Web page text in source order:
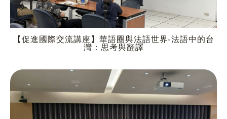
【促進國際交流講座】華語圈與法語世界-法語中的台
灣：思考與翻譯